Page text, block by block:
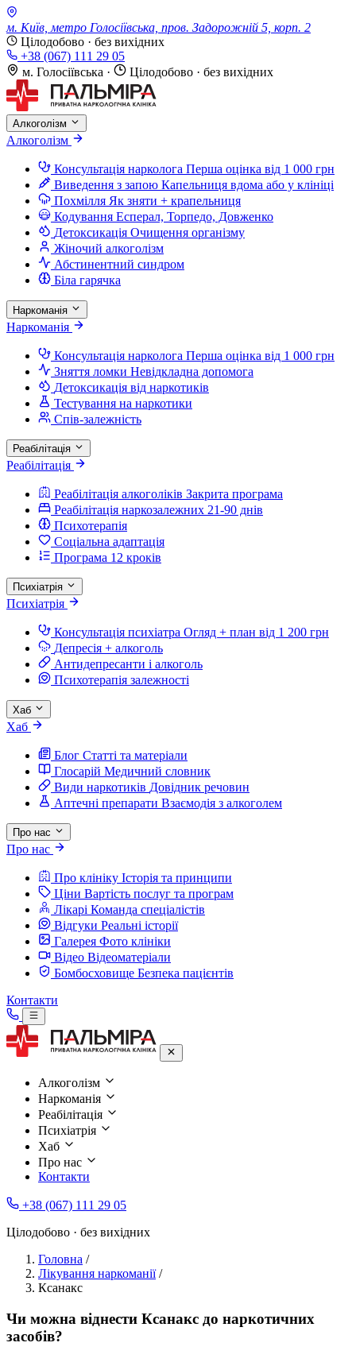
м. Київ, метро Голосіївська, пров. Задорожній 5, корп. 2
Цілодобово · без вихідних
+38 (067) 111 29 05
м. Голосіївська · Цілодобово · без вихідних
Алкоголізм
Алкоголізм
Консультація нарколога Перша оцінка від 1 000 грн
Виведення з запою Капельниця вдома або у клініці
Похмілля Як зняти + крапельниця
Кодування Есперал, Торпедо, Довженко
Детоксикація Очищення організму
Жіночий алкоголізм
Абстинентний синдром
Біла гарячка
Наркоманія
Наркоманія
Консультація нарколога Перша оцінка від 1 000 грн
Зняття ломки Невідкладна допомога
Детоксикація від наркотиків
Тестування на наркотики
Спів-залежність
Реабілітація
Реабілітація
Реабілітація алкоголіків Закрита програма
Реабілітація наркозалежних 21-90 днів
Психотерапія
Соціальна адаптація
Програма 12 кроків
Психіатрія
Психіатрія
Консультація психіатра Огляд + план від 1 200 грн
Депресія + алкоголь
Антидепресанти і алкоголь
Психотерапія залежності
Хаб
Хаб
Блог Статті та матеріали
Глосарій Медичний словник
Види наркотиків Довідник речовин
Аптечні препарати Взаємодія з алкоголем
Про нас
Про нас
Про клініку Історія та принципи
Ціни Вартість послуг та програм
Лікарі Команда спеціалістів
Відгуки Реальні історії
Галерея Фото клініки
Відео Відеоматеріали
Бомбосховище Безпека пацієнтів
Контакти
Алкоголізм
Наркоманія
Реабілітація
Психіатрія
Хаб
Про нас
Контакти
+38 (067) 111 29 05
Цілодобово · без вихідних
Головна /
Лікування наркоманії /
Ксанакс
Чи можна віднести Ксанакс до наркотичних
засобів?